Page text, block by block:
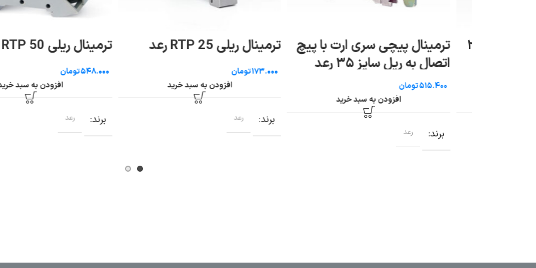
ترمینال پیچی سری ارت با پیچ
اتصال به ریل سایز ۳۵ رعد
تومان
افزودن به سبد خرید
رعد
ترمینال ریلی RTP 25 رعد
تومان
افزودن به سبد خرید
رعد
ترمینال ریلی RTP 50 رعد
تومان
افزودن به سبد خرید
رعد